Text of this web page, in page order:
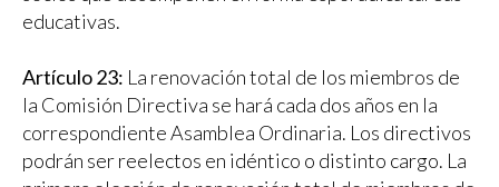
educativas.
Artículo 23: La renovación total de los miembros de
la Comisión Directiva se hará cada dos años en la
correspondiente Asamblea Ordinaria. Los directivos
podrán ser reelectos en idéntico o distinto cargo. La